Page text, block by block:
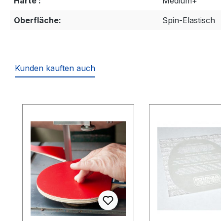
Oberfläche:
Spin-Elastisch
Kunden kauften auch